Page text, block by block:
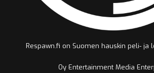
Respawn.fi on Suomen hauskin peli- ja
Oy Entertainment Media